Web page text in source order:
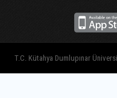
T.C. Kütahya Dumlupınar